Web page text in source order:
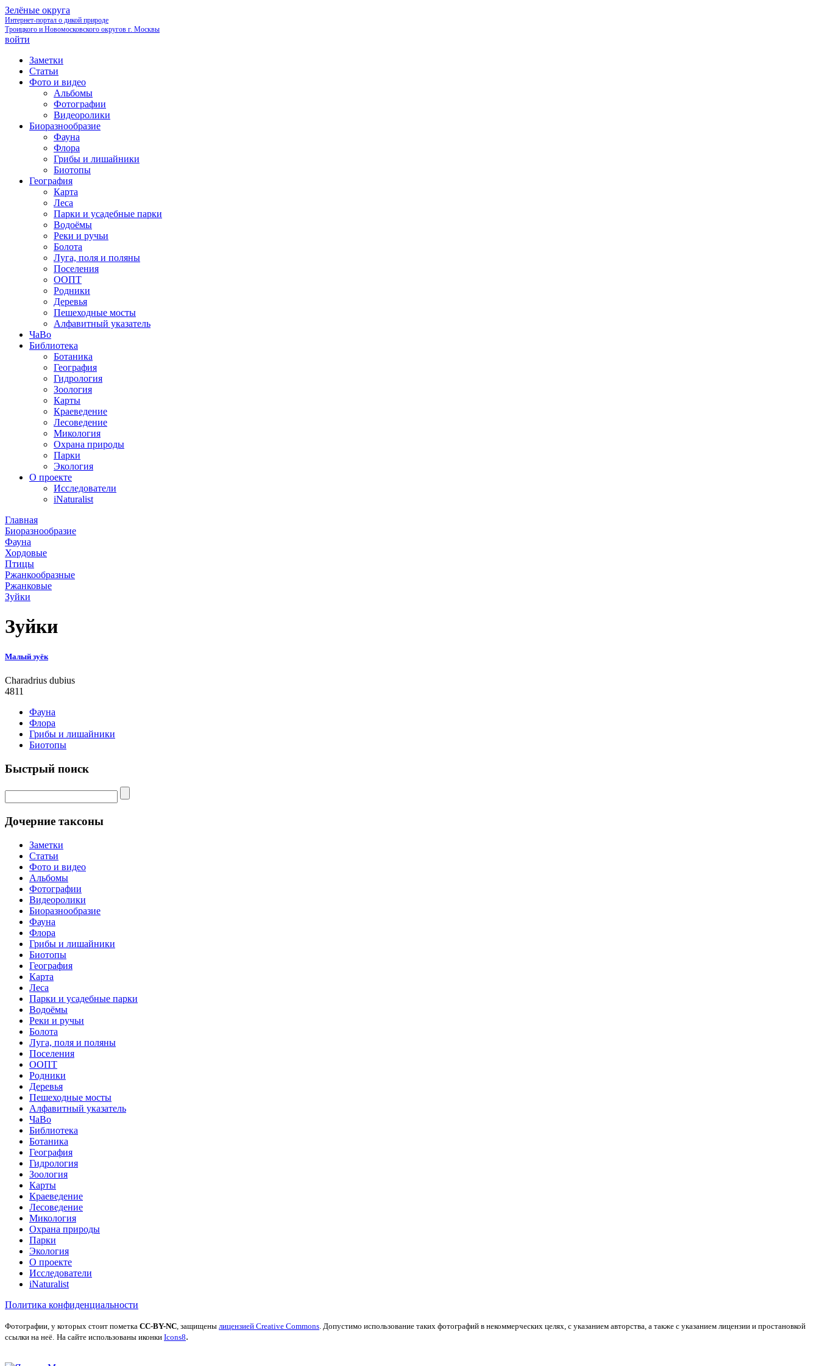
Зелёные округа
Интернет-портал о дикой природе
Троицкого и Новомосковского округов г. Москвы
войти
Заметки
Статьи
Фото и видео
Альбомы
Фотографии
Видеоролики
Биоразнообразие
Фауна
Флора
Грибы и лишайники
Биотопы
География
Карта
Леса
Парки и усадебные парки
Водоёмы
Реки и ручьи
Болота
Луга, поля и поляны
Поселения
ООПТ
Родники
Деревья
Пешеходные мосты
Алфавитный указатель
ЧаВо
Библиотека
Ботаника
География
Гидрология
Зоология
Карты
Краеведение
Лесоведение
Микология
Охрана природы
Парки
Экология
О проекте
Исследователи
iNaturalist
Главная
Биоразнообразие
Фауна
Хордовые
Птицы
Ржанкообразные
Ржанковые
Зуйки
Зуйки
Малый зуёк
Charadrius dubius
4811
Фауна
Флора
Грибы и лишайники
Биотопы
Быстрый поиск
Дочерние таксоны
Заметки
Статьи
Фото и видео
Альбомы
Фотографии
Видеоролики
Биоразнообразие
Фауна
Флора
Грибы и лишайники
Биотопы
География
Карта
Леса
Парки и усадебные парки
Водоёмы
Реки и ручьи
Болота
Луга, поля и поляны
Поселения
ООПТ
Родники
Деревья
Пешеходные мосты
Алфавитный указатель
ЧаВо
Библиотека
Ботаника
География
Гидрология
Зоология
Карты
Краеведение
Лесоведение
Микология
Охрана природы
Парки
Экология
О проекте
Исследователи
iNaturalist
Политика конфиденциальности
Фотографии, у которых стоит пометка CC-BY-NC , защищены лицензией Creative Commons . Допустимо использование таких фотографий в некоммерческих целях, с указанием авторства, а также с указанием лицензии и простановкой
ссылки на неё. На сайте использованы иконки Icons8.